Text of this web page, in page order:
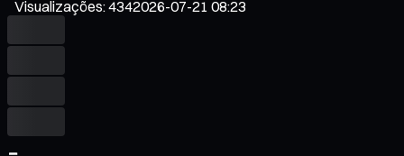
Visualizações:4342026-07-21 08:23